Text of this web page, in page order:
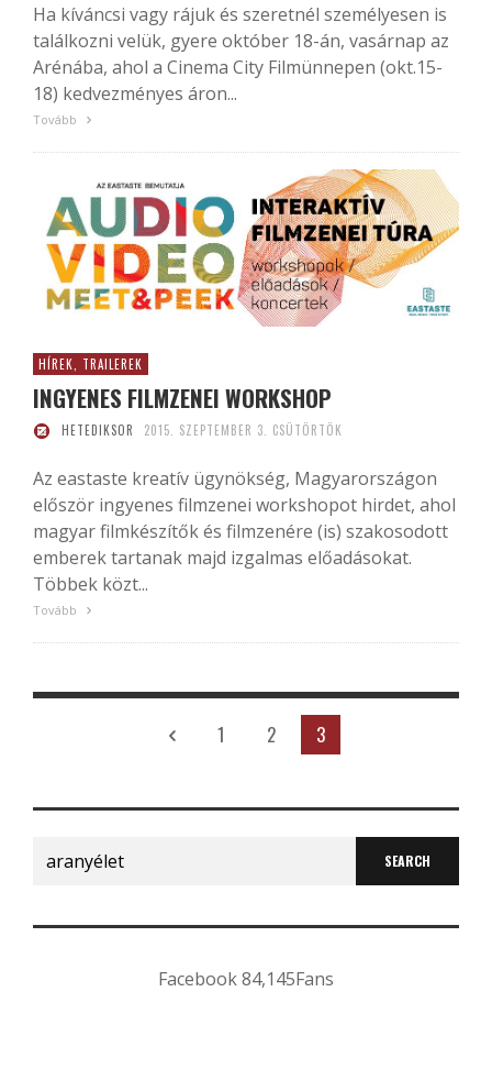
Ha kíváncsi vagy rájuk és szeretnél személyesen is
találkozni velük, gyere október 18-án, vasárnap az
Arénába, ahol a Cinema City Filmünnepen (okt.15-
18) kedvezményes áron...
Tovább
HÍREK, TRAILEREK
INGYENES FILMZENEI WORKSHOP
HETEDIKSOR 2015. SZEPTEMBER 3. CSÜTÖRTÖK
Az eastaste kreatív ügynökség, Magyarországon
először ingyenes filmzenei workshopot hirdet, ahol
magyar filmkészítők és filmzenére (is) szakosodott
emberek tartanak majd izgalmas előadásokat.
Többek közt...
Tovább
1 2 3
for:
Facebook84,145Fans